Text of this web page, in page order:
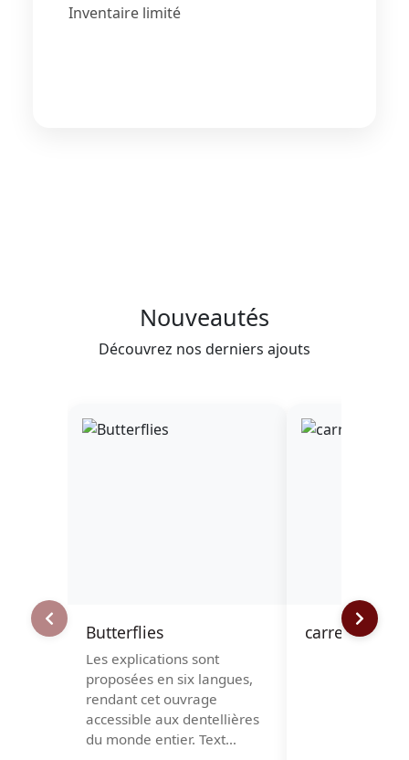
Inventaire limité
Nouveautés
Découvrez nos derniers ajouts
Butterflies
Les explications sont
proposées en six langues,
rendant cet ouvrage
accessible aux dentellières
du monde entier. Text…
carreau à